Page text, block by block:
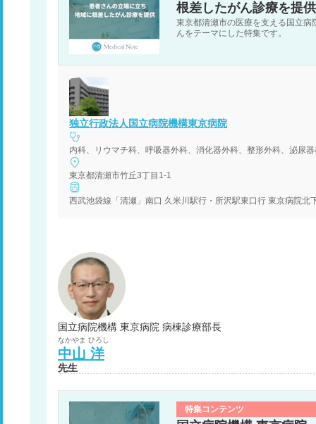
根差したがん診療を提供
東京都清瀬市の医療を支える国立
んをテーマにした特集です。
独立行政法人国立病院機構東京病院
内科、リウマチ科、呼吸器外科、消化器外科、整形外科、泌尿
東京都清瀬市竹丘3丁目1-1
西武池袋線「清瀬」南口 久米川駅行・所沢駅東口行 東京病院
国立病院機構 東京病院 病棟診療部長
なかやま ひろし
中山 洋
先生
特集コンテンツ